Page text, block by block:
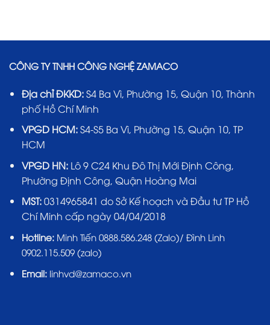
CÔNG TY TNHH CÔNG NGHỆ ZAMACO
Địa chỉ ĐKKD:S4 Ba Vì, Phường 15, Quận 10, Thành
phố Hồ Chí Minh
VPGD HCM:S4-S5 Ba Vì, Phường 15, Quận 10, TP
HCM
VPGD HN:Lô 9 C24 Khu Đô Thị Mới Định Công,
Phường Định Công, Quận Hoàng Mai
MST:0314965841 do Sở Kế hoạch và Đầu tư TP Hồ
Chí Minh cấp ngày 04/04/2018
Hotline: Minh Tiến 0888.586.248 (Zalo)/ Đình Linh
0902.115.509 (zalo)
Email:linhvd@zamaco.vn